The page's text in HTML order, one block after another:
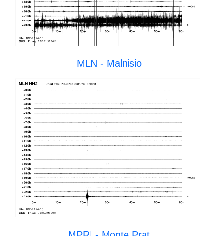
MLN - Malnisio